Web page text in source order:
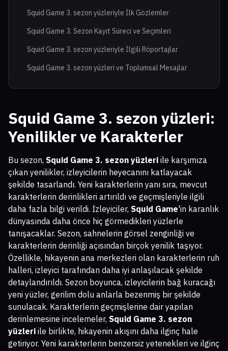
Squid Game 3. sezon yüzleriyle İlk Gözlemler
Squid Game 3. Sezon Kayıt Süreci ve Seçimleri
Squid Game 3. sezon yüzleriyle İlgili Röportajlar
Squid Game 3. sezon yüzleri ve Toplumsal Mesajlar
Squid Game 3. sezon yüzleri:
Yenilikler ve Karakterler
Bu sezon, Squid Game 3. sezon yüzleri ile karşımıza
çıkan yenilikler, izleyicilerin heyecanını katlayacak
şekilde tasarlandı. Yeni karakterlerin yanı sıra, mevcut
karakterlerin derinlikleri artırıldı ve geçmişleriyle ilgili
daha fazla bilgi verildi. İzleyiciler, Squid Game'in karanlık
dünyasında daha önce hiç görmedikleri yüzlerle
tanışacaklar. Sezon, sahnelerin görsel zenginliği ve
karakterlerin derinliği açısından birçok yenilik taşıyor.
Özellikle, hikayenin ana merkezleri olan karakterlerin ruh
halleri, izleyici tarafından daha iyi anlaşılacak şekilde
detaylandırıldı. Sezon boyunca, izleyicilerin bağ kuracağı
yeni yüzler, gerilim dolu anlarla bezenmiş bir şekilde
sunulacak. Karakterlerin geçmişlerine dair yapılan
derinlemesine incelemeler, Squid Game 3. sezon
yüzleri ile birlikte, hikayenin akışını daha ilginç hale
getiriyor. Yeni karakterlerin benzersiz yetenekleri ve ilginç